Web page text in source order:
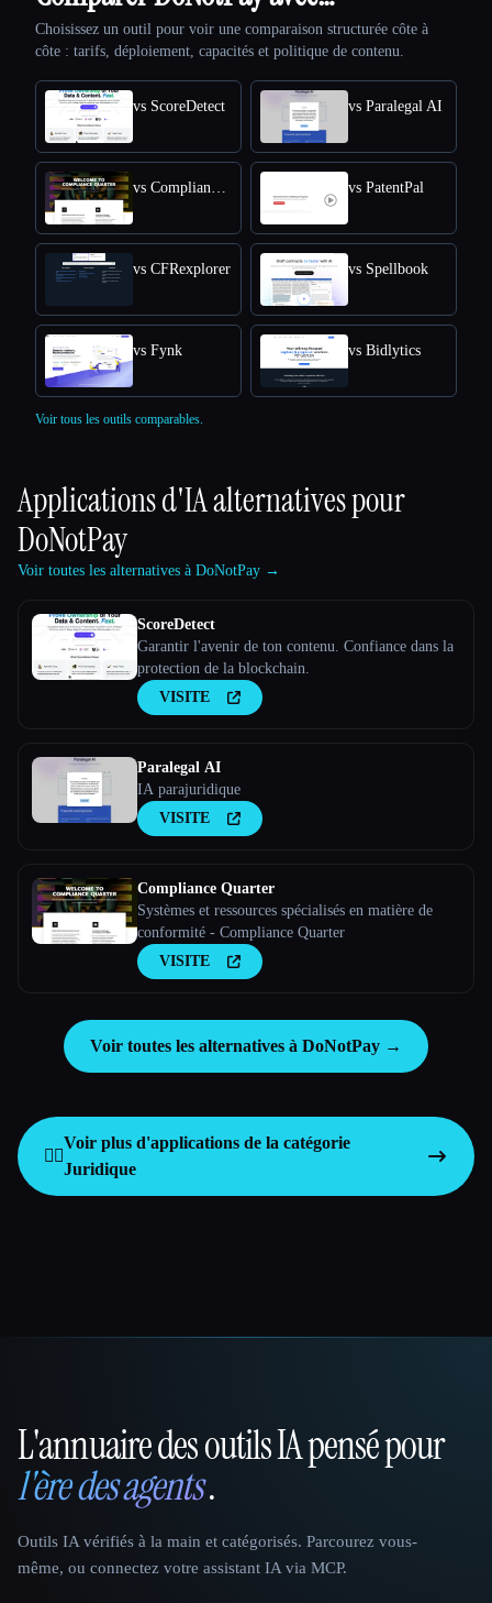
Choisissez un outil pour voir une comparaison structurée côte à
côte : tarifs, déploiement, capacités et politique de contenu.
vs ScoreDetect vs Paralegal AI
vs PatentPal
vs CFRexplorer vs Spellbook
vs Fynk vs Bidlytics
Voir tous les outils comparables.
Applications d'IA alternatives pour
DoNotPay
Voir toutes les alternatives à DoNotPay →
ScoreDetect
Garantir l'avenir de ton contenu. Confiance dans la
protection de la blockchain.
VISITE
Paralegal AI
IA parajuridique
VISITE
Compliance Quarter
Systèmes et ressources spécialisés en matière de
conformité - Compliance Quarter
VISITE
Voir toutes les alternatives à DoNotPay →
👩‍⚖️
Voir plus d'applications de la catégorie
Juridique
That AI Collection
L'annuaire des outils IA pensé pour
l'ère des agents.
Outils IA vérifiés à la main et catégorisés. Parcourez vous-
même, ou connectez votre assistant IA via MCP.